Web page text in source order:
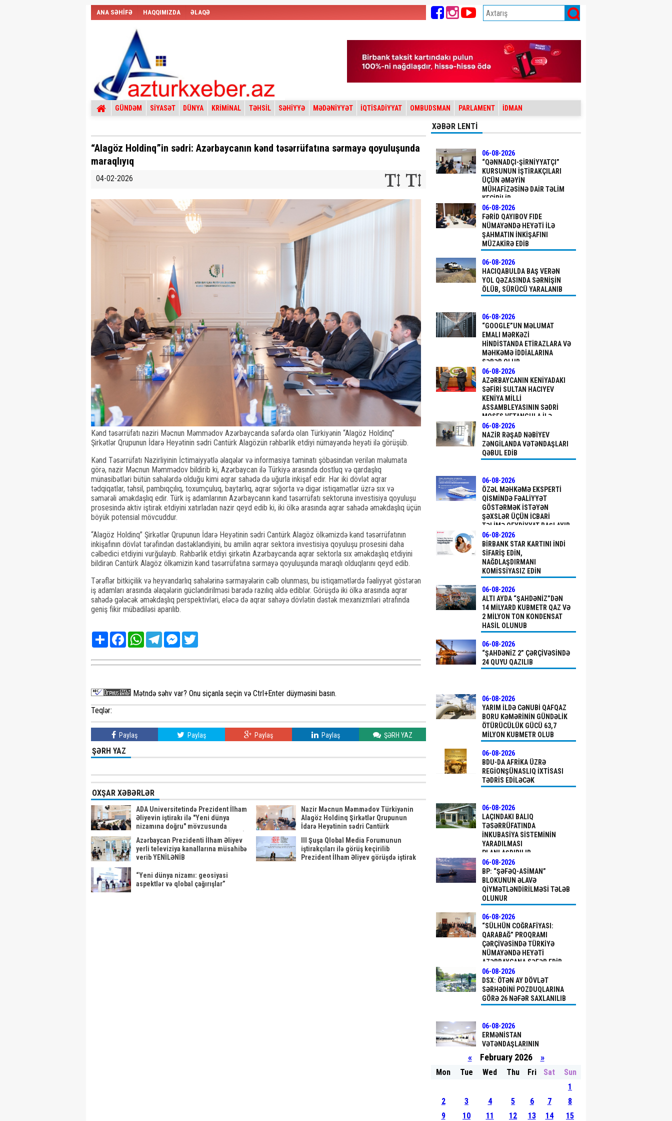
ANA SƏHİFƏ HAQQIMIZDA ƏLAQƏ
GÜNDƏM SİYASƏT DÜNYA KRİMİNAL TƏHSİL SƏHİYYƏ MƏDƏNİYYƏT İQTİSADİYYAT OMBUDSMAN PARLAMENT İDMAN
“Alagöz Holdinq”in sədri: Azərbaycanın kənd təsərrüfatına sərmayə qoyuluşunda
maraqlıyıq
04-02-2026
Kənd təsərrüfatı naziri Məcnun Məmmədov Azərbaycanda səfərdə olan Türkiyənin “Alagöz Holdinq”
Şirkətlər Qrupunun İdarə Heyətinin sədri Cantürk Alagözün rəhbərlik etdiyi nümayəndə heyəti ilə görüşüb.
Kənd Təsərrüfatı Nazirliyinin İctimaiyyətlə əlaqələr və informasiya təminatı şöbəsindən verilən məlumata
görə, nazir Məcnun Məmmədov bildirib ki, Azərbaycan ilə Türkiyə arasında dostluq və qardaşlıq
münasibətləri bütün sahələrdə olduğu kimi aqrar sahədə də uğurla inkişaf edir. Hər iki dövlət aqrar
tədqiqatlar, təhsil, pambıqçılıq, toxumçuluq, baytarlıq, aqrar sığorta və digər istiqamətlər üzrə sıx və
səmərəli əməkdaşlıq edir. Türk iş adamlarının Azərbaycanın kənd təsərrüfatı sektoruna investisiya qoyuluşu
prosesində aktiv iştirak etdiyini xatırladan nazir qeyd edib ki, iki ölkə arasında aqrar sahədə əməkdaşlıq üçün
böyük potensial mövcuddur.
“Alagöz Holdinq” Şirkətlər Qrupunun İdarə Heyətinin sədri Cantürk Alagöz ölkəmizdə kənd təsərrüfatının
inkişafının dövlət tərəfindən dəstəkləndiyini, bu amilin aqrar sektora investisiya qoyuluşu prosesini daha
cəlbedici etdiyini vurğulayıb. Rəhbərlik etdiyi şirkətin Azərbaycanda aqrar sektorla sıx əməkdaşlıq etdiyini
bildirən Cantürk Alagöz ölkəmizin kənd təsərrüfatına sərmayə qoyuluşunda maraqlı olduqlarını qeyd edib.
Tərəflər bitkiçilik və heyvandarlıq sahələrinə sərmayələrin cəlb olunması, bu istiqamətlərdə fəaliyyət göstərən
iş adamları arasında əlaqələrin gücləndirilməsi barədə razılıq əldə ediblər. Görüşdə iki ölkə arasında aqrar
sahədə gələcək əməkdaşlıq perspektivləri, eləcə də aqrar sahəyə dövlətin dəstək mexanizmləri ətrafında
geniş fikir mübadiləsi aparılıb.
Share FacebookWhatsAppTelegramMessenger
Mətndə səhv var? Onu siçanla seçin və Ctrl+Enter düyməsini basın.
Teqlər:
Paylaş Paylaş Paylaş Paylaş ŞƏRH YAZ
ŞƏRH YAZ
OXŞAR XƏBƏRLƏR
ADA Universitetində Prezident İlham
Əliyevin iştirakı ilə "Yeni dünya
nizamına doğru" mövzusunda
beynəlxalq forum keçirilib YENİLƏNİB
Nazir Məcnun Məmmədov Türkiyənin
Alagöz Holdinq Şirkətlər Qrupunun
İdarə Heyətinin sədri Cantürk
Azərbaycan Prezidenti İlham Əliyev
yerli televiziya kanallarına müsahibə
verib YENİLƏNİB
III Şuşa Qlobal Media Forumunun
iştirakçıları ilə görüş keçirilib
Prezident İlham Əliyev görüşdə iştirak
“Yeni dünya nizamı: geosiyasi
aspektlər və qlobal çağırışlar”
XƏBƏR LENTİ
06-08-2026
“QƏNNADÇI-ŞIRNIYYATÇI”
KURSUNUN IŞTIRAKÇILARI
ÜÇÜN ƏMƏYIN
MÜHAFIZƏSINƏ DAIR TƏLIM
KEÇIRILIB
06-08-2026
FƏRID QAYIBOV FIDE
NÜMAYƏNDƏ HEYƏTI ILƏ
ŞAHMATIN INKIŞAFINI
MÜZAKIRƏ EDIB
06-08-2026
HACIQABULDA BAŞ VERƏN
YOL QƏZASINDA SƏRNIŞIN
ÖLÜB, SÜRÜCÜ YARALANIB
06-08-2026
“GOOGLE”UN MƏLUMAT
EMALI MƏRKƏZI
HINDISTANDA ETIRAZLARA VƏ
MƏHKƏMƏ IDDIALARINA
SƏBƏB OLUB
06-08-2026
AZƏRBAYCANIN KENIYADAKI
SƏFIRI SULTAN HACIYEV
KENIYA MILLI
ASSAMBLEYASININ SƏDRI
MOSES VETANGULA ILƏ
GÖRÜŞÜB
06-08-2026
NAZIR RƏŞAD NƏBIYEV
ZƏNGILANDA VƏTƏNDAŞLARI
QƏBUL EDIB
06-08-2026
ÖZƏL MƏHKƏMƏ EKSPERTI
QISMINDƏ FƏALIYYƏT
GÖSTƏRMƏK ISTƏYƏN
ŞƏXSLƏR ÜÇÜN ICBARI
TƏLIMƏ QEYDIYYAT BAŞLAYIB
06-08-2026
BIRBANK STAR KARTINI INDI
SIFARIŞ EDIN,
NAĞDLAŞDIRMANI
KOMISSIYASIZ EDIN
06-08-2026
ALTI AYDA “ŞAHDƏNIZ”DƏN
14 MILYARD KUBMETR QAZ VƏ
2 MILYON TON KONDENSAT
HASIL OLUNUB
06-08-2026
“ŞAHDƏNIZ 2” ÇƏRÇIVƏSINDƏ
24 QUYU QAZILIB
06-08-2026
YARIM ILDƏ CƏNUBI QAFQAZ
BORU KƏMƏRININ GÜNDƏLIK
ÖTÜRÜCÜLÜK GÜCÜ 63,7
MILYON KUBMETR OLUB
06-08-2026
BDU-DA AFRIKA ÜZRƏ
REGIONŞÜNASLIQ IXTISASI
TƏDRIS EDILƏCƏK
06-08-2026
LAÇINDAKI BALIQ
TƏSƏRRÜFATINDA
INKUBASIYA SISTEMININ
YARADILMASI
PLANLAŞDIRILIR
06-08-2026
BP: “ŞƏFƏQ-ASIMAN”
BLOKUNUN ƏLAVƏ
QIYMƏTLƏNDIRILMƏSI TƏLƏB
OLUNUR
06-08-2026
“SÜLHÜN COĞRAFIYASI:
QARABAĞ” PROQRAMI
ÇƏRÇIVƏSINDƏ TÜRKIYƏ
NÜMAYƏNDƏ HEYƏTI
AZƏRBAYCANA SƏFƏR EDIB
06-08-2026
DSX: ÖTƏN AY DÖVLƏT
SƏRHƏDINI PОZDUQLARINA
GÖRƏ 26 NƏFƏR SAXLANILIB
06-08-2026
ERMƏNISTAN
VƏTƏNDAŞLARININ
ŞIKAYƏTLƏRI ÜZRƏ
APELLYASIYA
MƏHKƏMƏSINDƏ YEKUN
ABIDƏ UNESCO-NUN DÜNYA
İRSININ İLKIN SIYAHISINA
DAXIL EDILDI
«February 2026 »
Mon Tue Wed Thu Fri Sat
Sun
1
2
3 4 5 6 7
8
9
10 11 12 13 14 15